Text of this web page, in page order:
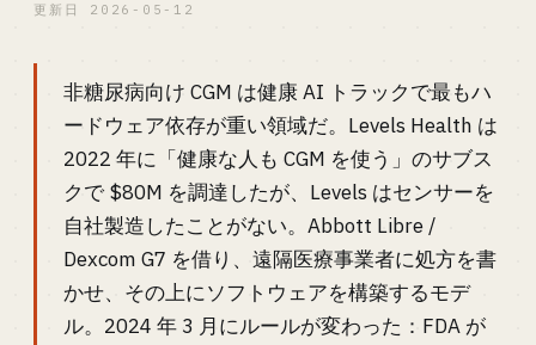
更新日 2026-05-12
非糖尿病向け CGM は健康 AI トラックで最もハ
ードウェア依存が重い領域だ。Levels Health は
2022 年に「健康な人も CGM を使う」のサブス
クで $80M を調達したが、Levels はセンサーを
自社製造したことがない。Abbott Libre /
Dexcom G7 を借り、遠隔医療事業者に処方を書
かせ、その上にソフトウェアを構築するモデ
ル。2024 年 3 月にルールが変わった：FDA が